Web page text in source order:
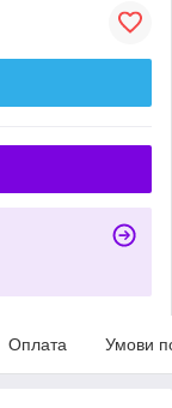
Оплата Умови